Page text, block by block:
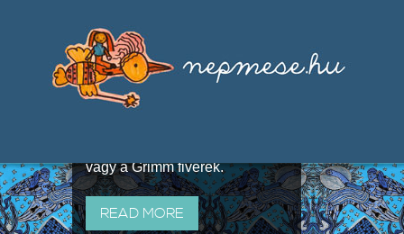
útján terjedő elbeszélésekből,
melyeket olyan ismert gyűjtők
állítottak össze, mint Benedek
vagy a Grimm fivérek.
READ MORE